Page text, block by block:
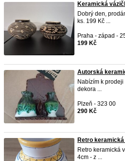
Keramická
Dobrý den,
ks. 199 Kč ...
Praha - západ -
199 Kč
Autorská
Nabízím k
dekora ...
Plzeň - 323 00
290 Kč
Retro
Retro keramická
4cm - z ...